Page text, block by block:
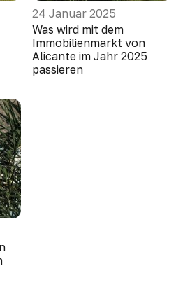
24 Januar 2025
Was wird mit dem
Immobilienmarkt von
Alicante im Jahr 2025
passieren